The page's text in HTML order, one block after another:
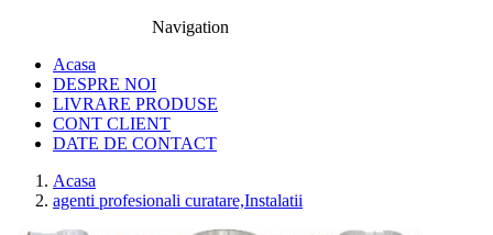
Navigation
Acasa
DESPRE NOI
LIVRARE PRODUSE
CONT CLIENT
DATE DE CONTACT
Acasa
agenti profesionali curatare,Instalatii